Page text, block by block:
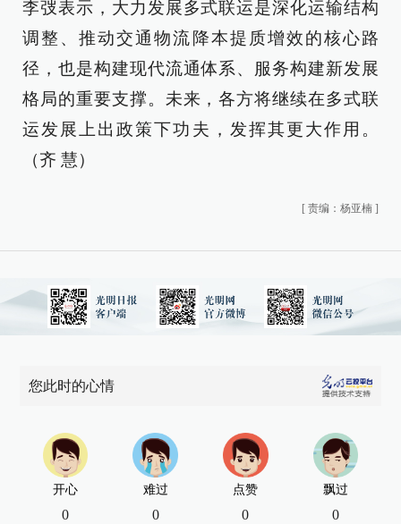
李弢表示，大力发展多式联运是深化运输结构
调整、推动交通物流降本提质增效的核心路
径，也是构建现代流通体系、服务构建新发展
格局的重要支撑。未来，各方将继续在多式联
运发展上出政策下功夫，发挥其更大作用。
（齐 慧）
[ 责编：杨亚楠 ]
您此时的心情
开心
0
难过
0
点赞
0
飘过
0